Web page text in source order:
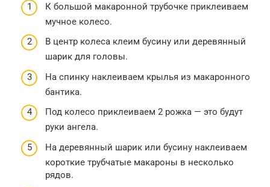
К большой макаронной трубочке приклеиваем
мучное колесо.
В центр колеса клеим бусину или деревянный
шарик для головы.
На спинку наклеиваем крылья из макаронного
бантика.
Под колесо приклеиваем 2 рожка — это будут
руки ангела.
На деревянный шарик или бусину наклеиваем
короткие трубчатые макароны в несколько
рядов.